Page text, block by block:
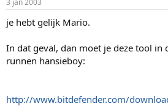
je hebt gelijk Mario.
In dat geval, dan moet je deze tool in
runnen hansieboy:
http://www.bitdefender.com/